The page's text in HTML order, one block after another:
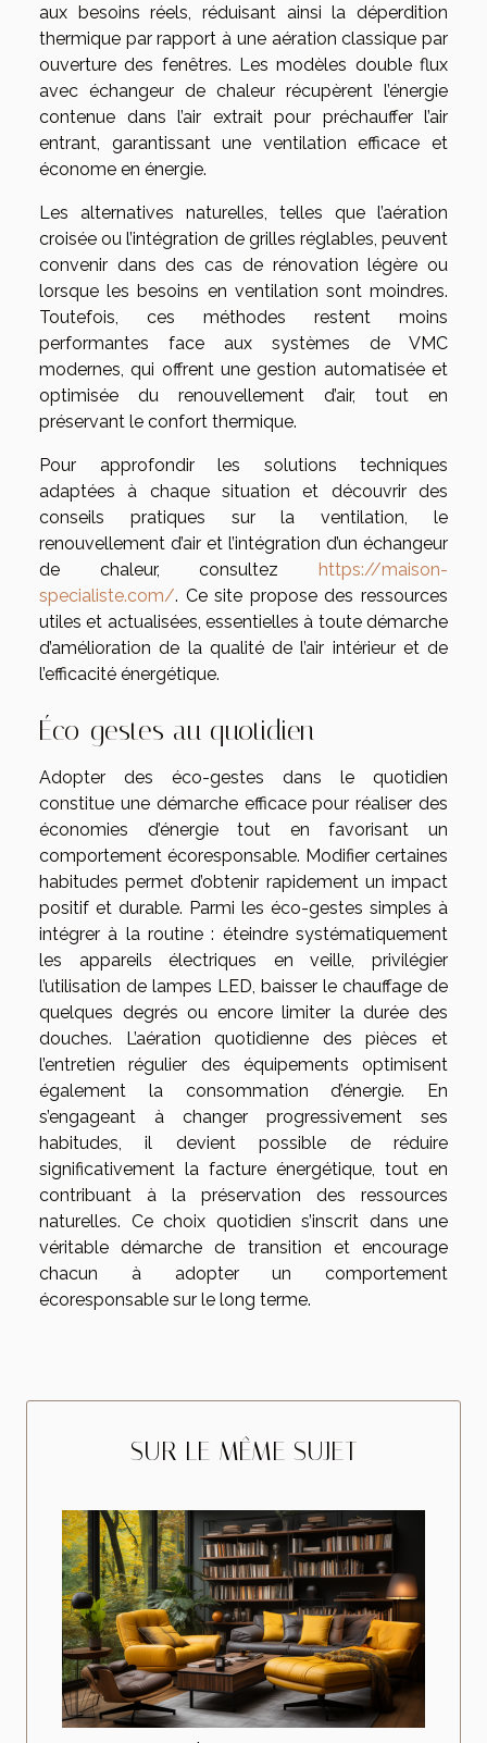
aux besoins réels, réduisant ainsi la déperdition
thermique par rapport à une aération classique par
ouverture des fenêtres. Les modèles double flux
avec échangeur de chaleur récupèrent l’énergie
contenue dans l’air extrait pour préchauffer l’air
entrant, garantissant une ventilation efficace et
économe en énergie.
Les alternatives naturelles, telles que l’aération
croisée ou l’intégration de grilles réglables, peuvent
convenir dans des cas de rénovation légère ou
lorsque les besoins en ventilation sont moindres.
Toutefois, ces méthodes restent moins
performantes face aux systèmes de VMC
modernes, qui offrent une gestion automatisée et
optimisée du renouvellement d’air, tout en
préservant le confort thermique.
Pour approfondir les solutions techniques
adaptées à chaque situation et découvrir des
conseils pratiques sur la ventilation, le
renouvellement d’air et l’intégration d’un échangeur
de chaleur, consultez https://maison-
specialiste.com/. Ce site propose des ressources
utiles et actualisées, essentielles à toute démarche
d’amélioration de la qualité de l’air intérieur et de
l’efficacité énergétique.
Éco-gestes au quotidien
Adopter des éco-gestes dans le quotidien
constitue une démarche efficace pour réaliser des
économies d’énergie tout en favorisant un
comportement écoresponsable. Modifier certaines
habitudes permet d’obtenir rapidement un impact
positif et durable. Parmi les éco-gestes simples à
intégrer à la routine : éteindre systématiquement
les appareils électriques en veille, privilégier
l’utilisation de lampes LED, baisser le chauffage de
quelques degrés ou encore limiter la durée des
douches. L’aération quotidienne des pièces et
l’entretien régulier des équipements optimisent
également la consommation d’énergie. En
s’engageant à changer progressivement ses
habitudes, il devient possible de réduire
significativement la facture énergétique, tout en
contribuant à la préservation des ressources
naturelles. Ce choix quotidien s’inscrit dans une
véritable démarche de transition et encourage
chacun à adopter un comportement
écoresponsable sur le long terme.
SUR LE MÊME SUJET